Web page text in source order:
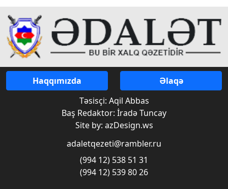
Haqqımızda
Əlaqə
Təsisçi: Aqil Abbas
Baş Redaktor: İradə Tuncay
Site by: azDesign.ws
adaletqezeti@rambler.ru
(994 12) 538 51 31
(994 12) 539 80 26